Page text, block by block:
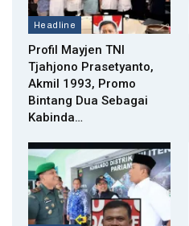
Headline
Profil Mayjen TNI
Tjahjono Prasetyanto,
Akmil 1993, Promo
Bintang Dua Sebagai
Kabinda…